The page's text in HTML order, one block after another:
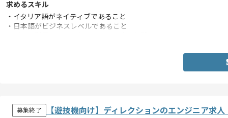
求めるスキル
・イタリア語がネイティブであること
・日本語がビジネスレベルであること
募集終了 【遊技機向け】ディレクションのエンジニア求人